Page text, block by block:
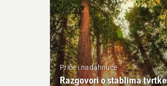
Priče i nadahnuće
Razgovori o stablima tvrtke